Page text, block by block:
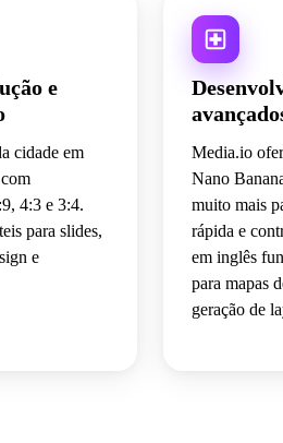
e
cidade em
4:3 e 3:4.
para slides,
e
Media.io
Nano
muito mais
rápida e
em inglês
para mapas
geração de